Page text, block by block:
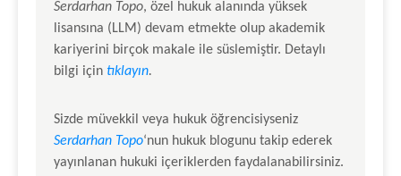
Serdarhan Topo, özel hukuk alanında yüksek
lisansına (LLM) devam etmekte olup akademik
kariyerini birçok makale ile süslemiştir. Detaylı
bilgi için tıklayın.
Sizde müvekkil veya hukuk öğrencisiyseniz
Serdarhan Topo‘nun hukuk blogunu takip ederek
yayınlanan hukuki içeriklerden faydalanabilirsiniz.